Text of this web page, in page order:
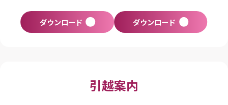
ダウンロード ダウンロード
引越案内